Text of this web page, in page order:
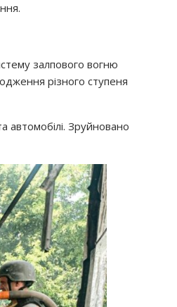
залпового вогню
різного ступеня
автомобілі. Зруйновано